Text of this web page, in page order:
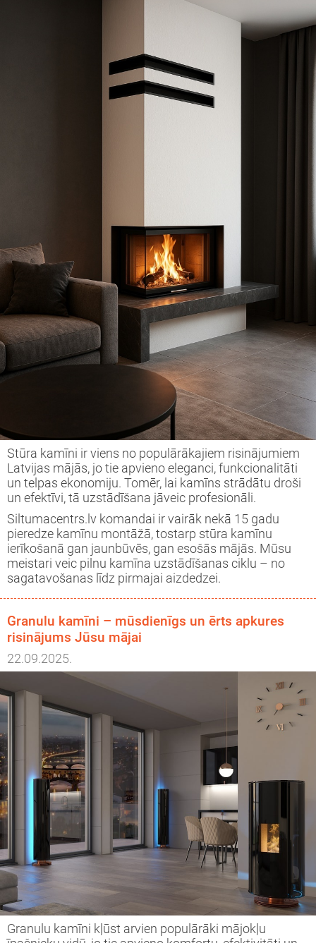
Stūra kamīni ir viens no populārākajiem risinājumiem
Latvijas mājās, jo tie apvieno eleganci, funkcionalitāti
un telpas ekonomiju. Tomēr, lai kamīns strādātu droši
un efektīvi, tā uzstādīšana jāveic profesionāli.
Siltumacentrs.lv komandai ir vairāk nekā 15 gadu
pieredze kamīnu montāžā, tostarp stūra kamīnu
ierīkošanā gan jaunbūvēs, gan esošās mājās. Mūsu
meistari veic pilnu kamīna uzstādīšanas ciklu – no
sagatavošanas līdz pirmajai aizdedzei.
Granulu kamīni – mūsdienīgs un ērts apkures
risinājums Jūsu mājai
22.09.2025.
Granulu kamīni kļūst arvien populārāki mājokļu